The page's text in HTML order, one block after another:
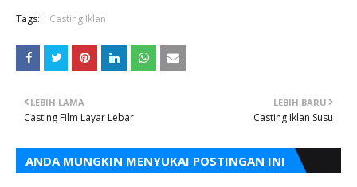
Tags: Casting Iklan
LEBIH BARU
Casting Iklan Susu
LEBIH LAMA
Casting Film Layar Lebar
ANDA MUNGKIN MENYUKAI POSTINGAN INI